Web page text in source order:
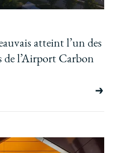
atteint l’un des
de l’Airport Carbon